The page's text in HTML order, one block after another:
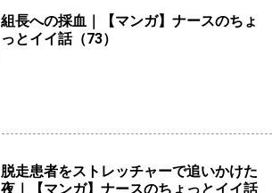
組長への採血｜【マンガ】ナースのちょ
っとイイ話（73）
脱走患者をストレッチャーで追いかけた
夜｜【マンガ】ナースのちょっとイイ話